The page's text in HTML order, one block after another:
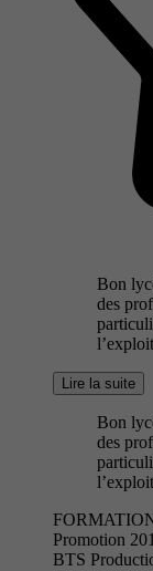
Bon
des
Lire la suite
Bon
des
Promotion
BTS